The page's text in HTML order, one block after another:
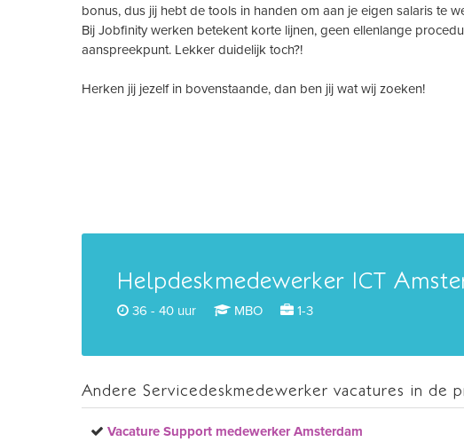
bonus, dus jij hebt de tools in handen om aan je eigen salaris te
Bij Jobfinity werken betekent korte lijnen, geen ellenlange
aanspreekpunt. Lekker duidelijk toch?!
Herken jij jezelf in bovenstaande, dan ben jij wat wij zoeken!
Helpdeskmedewerker ICT
36 - 40 uur MBO 1-3
Andere Servicedeskmedewerker vacatures in de
Vacature Support medewerker Amsterdam